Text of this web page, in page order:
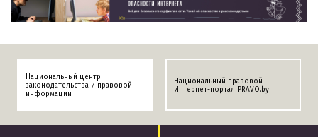
Национальный центр
законодательства и правовой
информации
Национальный правовой
Интернет-портал PRAVO.by